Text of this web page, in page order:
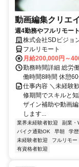
動画編集クリエ
週4勤務やフルリモー
株式会社SDビジョ
フルリモート
月給200,000円～
勤務時間詳細 総労
働時間8時間 休憩
仕事内容 ＼未経験
修期間でスキルと
ザイン補助や動画
します...
業界未経験者歓迎 副業・
バイク通勤OK
早朝 学
未経験者歓迎
フルリモー
有資格者歓迎